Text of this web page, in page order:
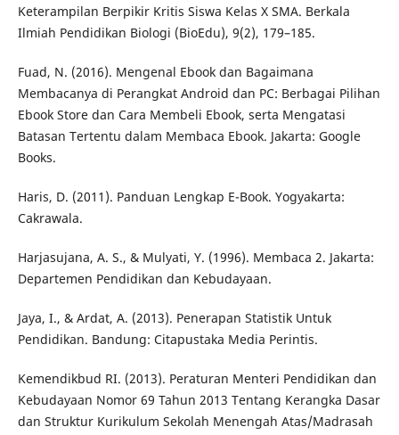
Keterampilan Berpikir Kritis Siswa Kelas X SMA. Berkala
Ilmiah Pendidikan Biologi (BioEdu), 9(2), 179–185.
Fuad, N. (2016). Mengenal Ebook dan Bagaimana
Membacanya di Perangkat Android dan PC: Berbagai Pilihan
Ebook Store dan Cara Membeli Ebook, serta Mengatasi
Batasan Tertentu dalam Membaca Ebook. Jakarta: Google
Books.
Haris, D. (2011). Panduan Lengkap E-Book. Yogyakarta:
Cakrawala.
Harjasujana, A. S., & Mulyati, Y. (1996). Membaca 2. Jakarta:
Departemen Pendidikan dan Kebudayaan.
Jaya, I., & Ardat, A. (2013). Penerapan Statistik Untuk
Pendidikan. Bandung: Citapustaka Media Perintis.
Kemendikbud RI. (2013). Peraturan Menteri Pendidikan dan
Kebudayaan Nomor 69 Tahun 2013 Tentang Kerangka Dasar
dan Struktur Kurikulum Sekolah Menengah Atas/Madrasah